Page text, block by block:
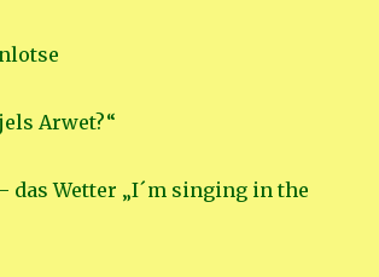
Arwet?“
das Wetter „I´m singing in the